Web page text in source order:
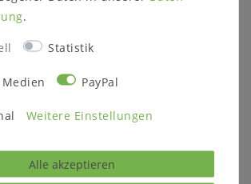
Regalböden
Regalböden
Regalfächer
Informationen zum
Oberfläche wahlweise:
parkettverleimt
.
Statistik
PayPal
Weitere Einstellungen
Alle akzeptieren